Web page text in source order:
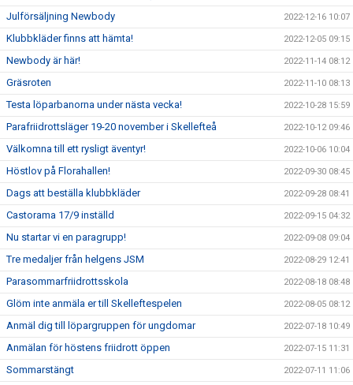
Julförsäljning Newbody 2022-12-16 10:07
Klubbkläder finns att hämta! 2022-12-05 09:15
Newbody är här! 2022-11-14 08:12
Gräsroten 2022-11-10 08:13
Testa löparbanorna under nästa vecka! 2022-10-28 15:59
Parafriidrottsläger 19-20 november i Skellefteå 2022-10-12 09:46
Välkomna till ett rysligt äventyr! 2022-10-06 10:04
Höstlov på Florahallen! 2022-09-30 08:45
Dags att beställa klubbkläder 2022-09-28 08:41
Castorama 17/9 inställd 2022-09-15 04:32
Nu startar vi en paragrupp! 2022-09-08 09:04
Tre medaljer från helgens JSM 2022-08-29 12:41
Parasommarfriidrottsskola 2022-08-18 08:48
Glöm inte anmäla er till Skelleftespelen 2022-08-05 08:12
Anmäl dig till löpargruppen för ungdomar 2022-07-18 10:49
Anmälan för höstens friidrott öppen 2022-07-15 11:31
Sommarstängt 2022-07-11 11:06